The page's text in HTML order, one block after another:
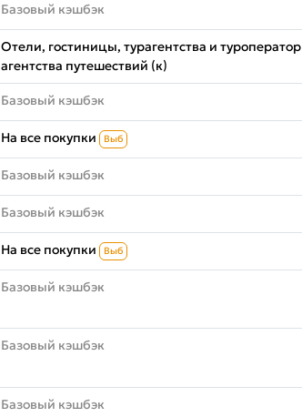
Базовый кэшбэк
Отели, гостиницы, турагентства и
агентства путешествий (к)
Базовый кэшбэк
На все покупки Выб
Базовый кэшбэк
Базовый кэшбэк
На все покупки Выб
Базовый кэшбэк
Базовый кэшбэк
Базовый кэшбэк